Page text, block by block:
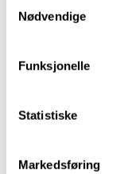
Nødvendige
Funksjonelle
Statistiske
Markedsføring